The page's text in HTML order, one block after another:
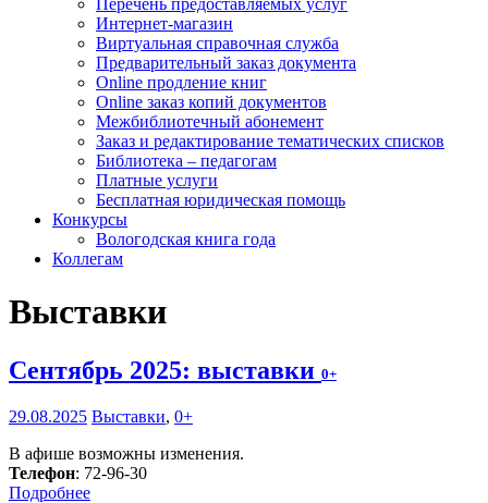
Перечень предоставляемых услуг
Интернет-магазин
Виртуальная справочная служба
Предварительный заказ документа
Online продление книг
Online заказ копий документов
Межбиблиотечный абонемент
Заказ и редактирование тематических списков
Библиотека – педагогам
Платные услуги
Бесплатная юридическая помощь
Конкурсы
Вологодская книга года
Коллегам
Выставки
Сентябрь 2025: выставки 0+
29.08.2025 Выставки, 0+
В афише возможны изменения.
Телефон: 72-96-30
Подробнее